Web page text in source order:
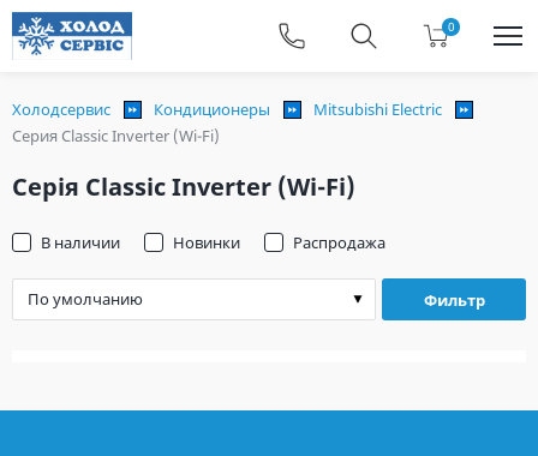
0
Холодсервис Кондиционеры
Mitsubishi Electric
Серия Classic Inverter (Wi-Fi)
Серія Classic Inverter (Wi-Fi)
Фильтр
В наличии Новинки Распродажа